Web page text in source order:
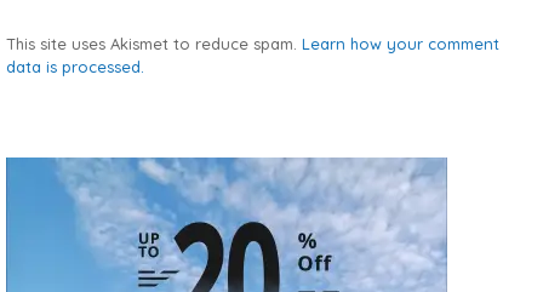
This site uses Akismet to reduce spam. Learn how your comment
data is processed.